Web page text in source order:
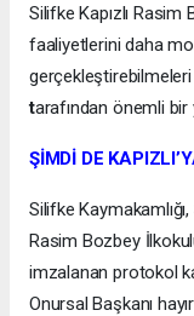
Silifke Kapızlı
faaliyetlerini daha
gerçekleştirebilmeleri
tarafından önemli bir
ŞİMDİ DE
Silifke
Rasim Bozbey
imzalanan protokol
Onursal Başkanı